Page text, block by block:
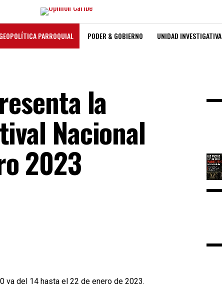
GEOPOLÍTICA PARROQUIAL PODER & GOBIERNO UNIDAD INVESTIGATIVA
la
Nacional
2023
va del 14 hasta el 22 de enero de 2023.